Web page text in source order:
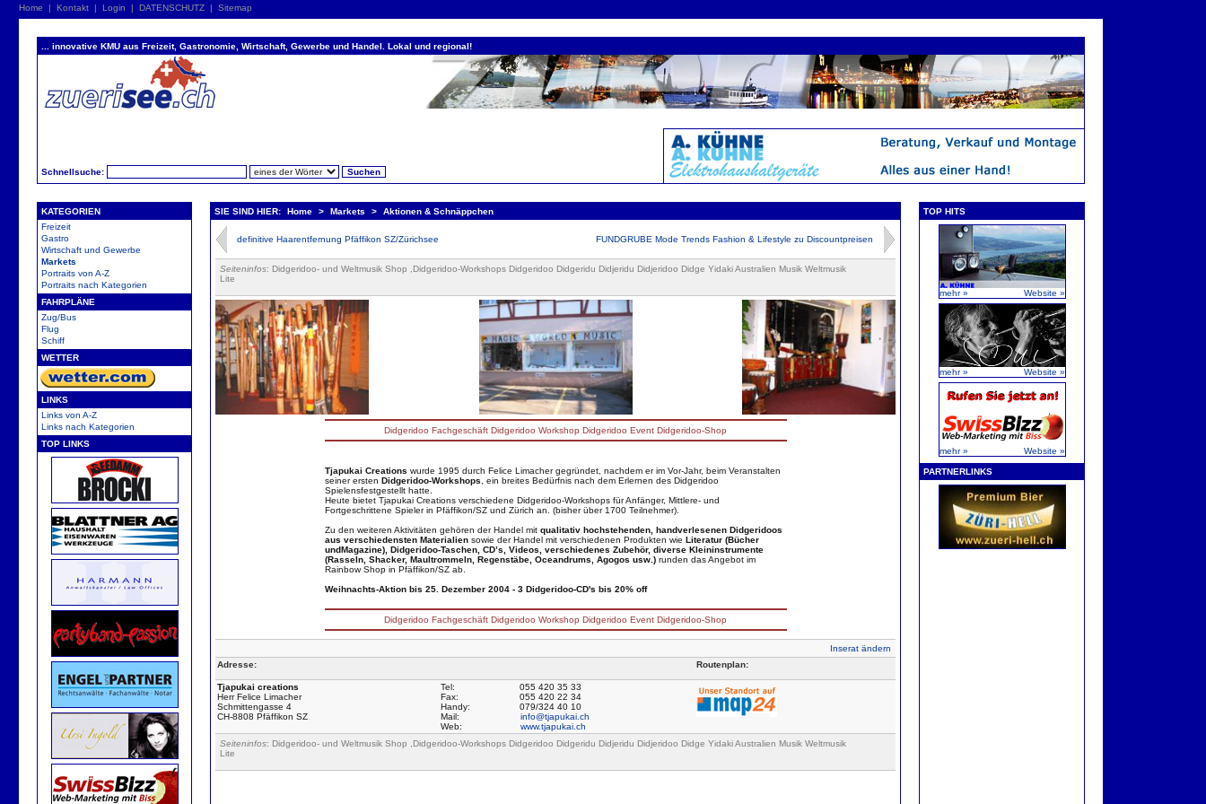
Home | Kontakt | Login | DATENSCHUTZ | Sitemap
... innovative KMU aus Freizeit, Gastronomie, Wirtschaft, Gewerbe und Handel. Lokal und regional!
Schnellsuche:
KATEGORIEN
Freizeit
Gastro
Wirtschaft und Gewerbe
Markets
Portraits von A-Z
Portraits nach Kategorien
FAHRPLÄNE
Zug/Bus
Flug
Schiff
WETTER
LINKS
Links von A-Z
Links nach Kategorien
TOP LINKS
SIE SIND HIER: Home > Markets > Aktionen & Schnäppchen
definitive Haarentfernung Pfäffikon SZ/Zürichsee FUNDGRUBE Mode Trends Fashion & Lifestyle zu Discountpreisen
Seiteninfos: Didgeridoo- und Weltmusik Shop ,Didgeridoo-Workshops Didgeridoo Didgeridu Didjeridu Didjeridoo Didge Yidaki Australien Musik Weltmusik
Lite
Didgeridoo Fachgeschäft Didgeridoo Workshop Didgeridoo Event Didgeridoo-Shop
Tjapukai Creations wurde 1995 durch Felice Limacher gegründet, nachdem er im Vor-Jahr, beim Veranstalten
seiner ersten Didgeridoo-Workshops , ein breites Bedürfnis nach dem Erlernen des Didgeridoo
Spielensfestgestellt hatte.
Heute bietet Tjapukai Creations verschiedene Didgeridoo-Workshops für Anfänger, Mittlere- und
Fortgeschrittene Spieler in Pfäffikon/SZ und Zürich an. (bisher über 1700 Teilnehmer).
Zu den weiteren Aktivitäten gehören der Handel mit qualitativ hochstehenden, handverlesenen Didgeridoos
aus verschiedensten Materialiensowie der Handel mit verschiedenen Produkten wie Literatur (Bücher
undMagazine), Didgeridoo-Taschen, CD’s, Videos, verschiedenes Zubehör, diverse Kleininstrumente
(Rasseln, Shacker, Maultrommeln, Regenstäbe, Oceandrums, Agogos usw.)runden das Angebot im
Rainbow Shop in Pfäffikon/SZ ab.
Weihnachts-Aktion bis 25. Dezember 2004 - 3 Didgeridoo-CD's bis 20% off
Didgeridoo Fachgeschäft Didgeridoo Workshop Didgeridoo Event Didgeridoo-Shop
Inserat ändern
Adresse:
Routenplan:
Tjapukai creations
Herr Felice Limacher
Schmittengasse 4
CH-8808 Pfäffikon SZ
Tel:
Fax:
Handy:
Mail:
Web:
055 420 35 33
055 420 22 34
079/324 40 10
info@tjapukai.ch
www.tjapukai.ch
Seiteninfos: Didgeridoo- und Weltmusik Shop ,Didgeridoo-Workshops Didgeridoo Didgeridu Didjeridu Didjeridoo Didge Yidaki Australien Musik Weltmusik
Lite
TOP HITS
mehr » Website »
mehr » Website »
mehr » Website »
PARTNERLINKS